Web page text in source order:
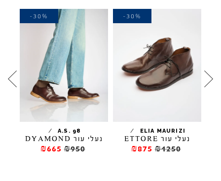
ELIA MAURIZI
/
נעלי עור ETTORE
₪1250
₪875
-30%
A.S. 98
/
נעלי עור DYAMOND
₪950
₪665
-30%